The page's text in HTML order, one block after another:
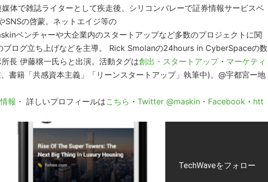
体で雑誌ライターとして疾走後、シリコンバレーで証券情報サービスベ
SNSの啓蒙。ネットエイジ等の
ベンチャーや大企業内のスタートアップなど多数のプロジェクトに関
ブログ立ち上げなどを主導。 Rick Smolanの24hours in CyberSpaceの数
長 伊藤穣一氏らと出演。活動タグは創出・スタートアップ・ マーケティ
書籍「共感資本主義」「リーンスタートアップ」執筆中)。@宇都宮ー地
報 ・ 詳しいプロフィールはこちら ・ Twitter @maskin ・ Facebook ・ htt
TechWaveをフォロー
る